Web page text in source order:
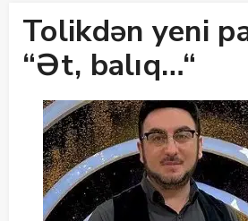
Tolikdən yeni
“Ət, balıq…“